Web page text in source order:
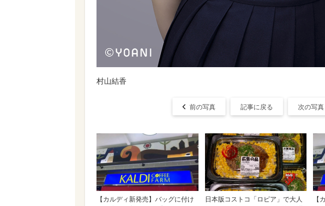
村山結香
前の写真 記事に戻る 次の写真